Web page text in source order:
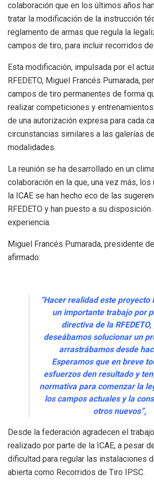
colaboración que en los últimos años
tratar la modificación de la instrucción
reglamento de armas que regula la
campos de tiro, para incluir recorridos
Esta modificación, impulsada por el
RFEDETO, Miguel Francés Pumarada,
campos de tiro permanentes de forma
realizar competiciones y
de una autorización expresa para cada
circunstancias similares a las galerías
modalidades.
La reunión se ha desarrollado en un
colaboración en la que, una vez más,
la ICAE se han hecho eco de las
RFEDETO y han puesto a su disposición
experiencia.
Miguel Francés Pumarada, presidente
afirmado:
“Hacer realidad este proyecto
un importante trabajo por
directiva de la
deseábamos solucionar un
arrastrábamos desde
Esperamos que en breve
esfuerzos den resultado y
normativa para comenzar la
los campos actuales y la
otros nuevos”,
Desde la federación agradecen el
realizado por parte de la ICAE, a pesar
dificultad para regular las instalaciones
abierta como Recorridos de Tiro IPSC.